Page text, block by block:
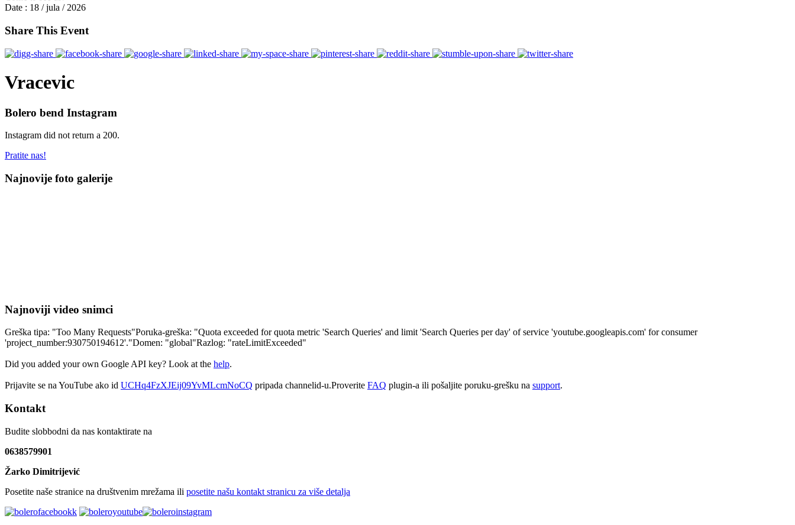
Date : 18 / jula / 2026
Share This Event
Vracevic
Bolero bend Instagram
Instagram did not return a 200.
Pratite nas!
Najnovije foto galerije
Najnoviji video snimci
Greška tipa: "Too Many Requests"Poruka-greška: "Quota exceeded for quota metric 'Search Queries' and limit 'Search Queries per day' of service 'youtube.googleapis.com' for consumer
'project_number:930750194612'."Domen: "global"Razlog: "rateLimitExceeded"
Did you added your own Google API key? Look at the help.
Prijavite se na YouTube ako id UCHq4FzXJEij09YvMLcmNoCQ pripada channelid-u.Proverite FAQ plugin-a ili pošaljite poruku-grešku na support.
Kontakt
Budite slobbodni da nas kontaktirate na
0638579901
Žarko Dimitrijević
Posetite naše stranice na društvenim mrežama ili posetite našu kontakt stranicu za više detalja